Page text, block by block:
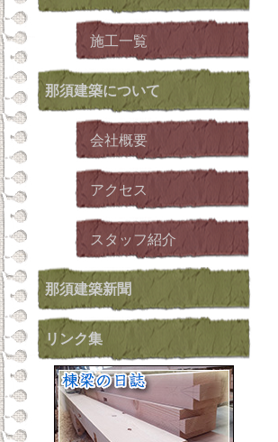
施工一覧
那須建築について
会社概要
アクセス
スタッフ紹介
那須建築新聞
リンク集